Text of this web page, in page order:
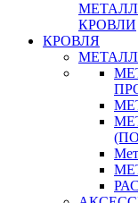
КРОВЛИ
КРОВЛЯ